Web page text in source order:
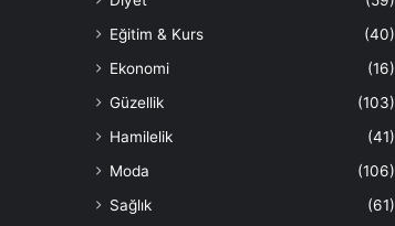
Eğitim & Kurs
(40)
Ekonomi
(16)
Güzellik
(103)
Hamilelik
(41)
Moda
(106)
Sağlık
(61)